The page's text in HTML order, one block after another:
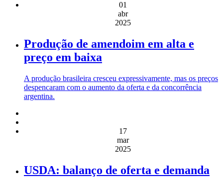
01
abr
2025
Produção de amendoim em alta e
preço em baixa
A produção brasileira cresceu expressivamente, mas os preços
despencaram com o aumento da oferta e da concorrência
argentina.
17
mar
2025
USDA: balanço de oferta e demanda